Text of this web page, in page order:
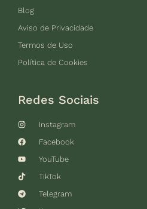
Blog
Aviso de Privacidade
Termos de Uso
Política de Cookies
Redes Sociais
Instagram
Facebook
YouTube
TikTok
Telegram